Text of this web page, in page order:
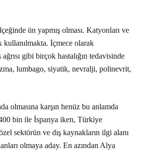
ün yapmış olması. Katyonları ve
kullanılmakta. İçmece olarak
gibi birçok hastalığın tedavisinde
lumbago, siyatik, nevralji, polinevrit,
olmasına karşın henüz bu anlamda
bin ile İspanya iken, Türkiye
sektörün ve dış kaynakların ilgi alanı
olmaya aday. En azından Alya